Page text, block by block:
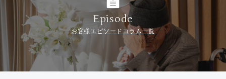
Episode
お客様エピソードコラム一覧